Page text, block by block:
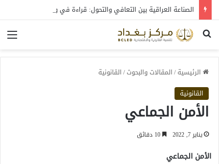
بحث عن
الرئيسية/المقالات والبحوث/القانونية
القانونية
الأمن الجماعي
يناير 7, 2022
الأمن الجماعي